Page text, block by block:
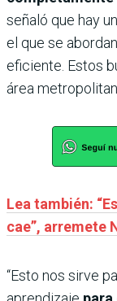
señaló que hay
el que se
eficiente. Estos
área
Lea también:
cae”, arremete
“Esto nos sirve